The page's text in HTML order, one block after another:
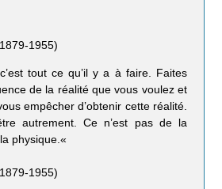
1955)
tout ce qu’il y a à faire. Faites
de la réalité que vous voulez et
empêcher d’obtenir cette réalité.
autrement. Ce n’est pas de la
physique.«
1955)